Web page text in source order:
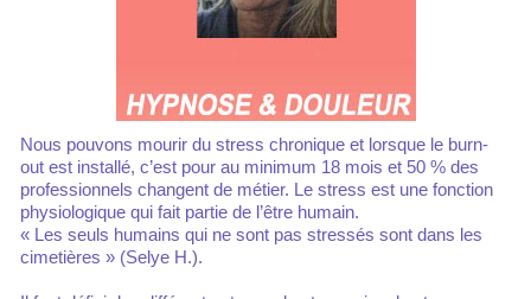
Nous pouvons mourir du stress chronique et lorsque le burn-
out est installé, c’est pour au minimum 18 mois et 50 % des
professionnels changent de métier. Le stress est une fonction
physiologique qui fait partie de l’être humain.
« Les seuls humains qui ne sont pas stressés sont dans les
cimetières » (Selye H.).